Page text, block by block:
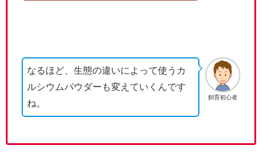
飼育初心者
なるほど、生態の違いによって使うカ
ルシウムパウダーも変えていくんです
ね。